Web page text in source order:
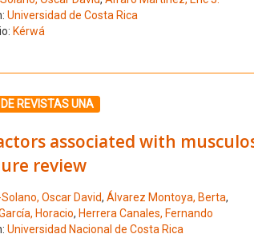
Universidad de Costa Rica
Kérwá
número de resultado 5
REVISTAS UNA
associated with
review
Oscar David, Álvarez Montoya, Berta,
Horacio, Herrera Canales, Fernando
Universidad Nacional de Costa Rica